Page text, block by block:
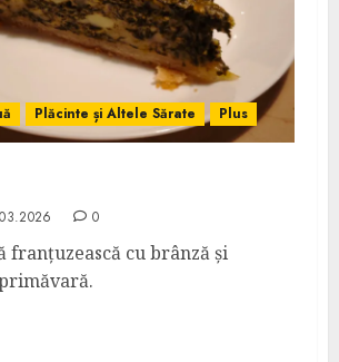
Plăcinte și Altele Sărate Plus
0
franțuzească cu brânză și